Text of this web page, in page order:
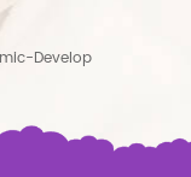
Develop